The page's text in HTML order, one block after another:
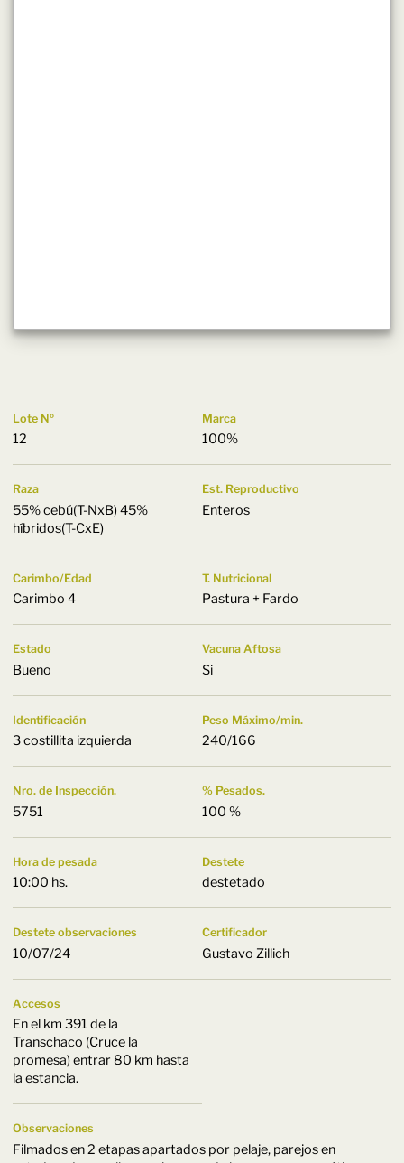
Lote Nº
12
Marca
100%
Raza
55% cebú(T-NxB) 45%
híbridos(T-CxE)
Est. Reproductivo
Enteros
Carimbo/Edad
Carimbo 4
T. Nutricional
Pastura + Fardo
Estado
Bueno
Vacuna Aftosa
Si
Identificación
3 costillita izquierda
Peso Máximo/min.
240/166
Nro. de Inspección.
5751
% Pesados.
100 %
Hora de pesada
10:00 hs.
Destete
destetado
Destete observaciones
10/07/24
Certificador
Gustavo Zillich
Accesos
En el km 391 de la
Transchaco (Cruce la
promesa) entrar 80 km hasta
la estancia.
Observaciones
Filmados en 2 etapas apartados por pelaje, parejos en